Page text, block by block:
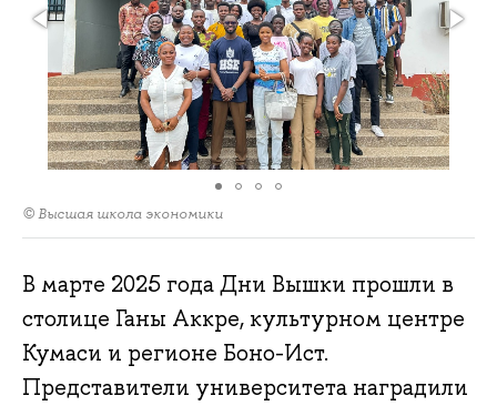
© Высшая школа экономики
В марте 2025 года Дни Вышки прошли в
столице Ганы Аккре, культурном центре
Кумаси и регионе Боно-Ист.
Представители университета наградили